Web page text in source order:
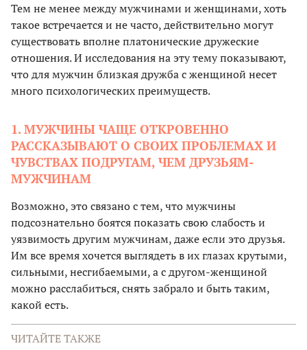
Тем не менее между мужчинами и женщинами, хоть
такое встречается и не часто, действительно могут
существовать вполне платонические дружеские
отношения. И исследования на эту тему показывают,
что для мужчин близкая дружба с женщиной несет
много психологических преимуществ.
1. МУЖЧИНЫ ЧАЩЕ ОТКРОВЕННО
РАССКАЗЫВАЮТ О СВОИХ ПРОБЛЕМАХ И
ЧУВСТВАХ ПОДРУГАМ, ЧЕМ ДРУЗЬЯМ-
МУЖЧИНАМ
Возможно, это связано с тем, что мужчины
подсознательно боятся показать свою слабость и
уязвимость другим мужчинам, даже если это друзья.
Им все время хочется выглядеть в их глазах крутыми,
сильными, несгибаемыми, а с другом-женщиной
можно расслабиться, снять забрало и быть таким,
какой есть.
ЧИТАЙТЕ ТАКЖЕ